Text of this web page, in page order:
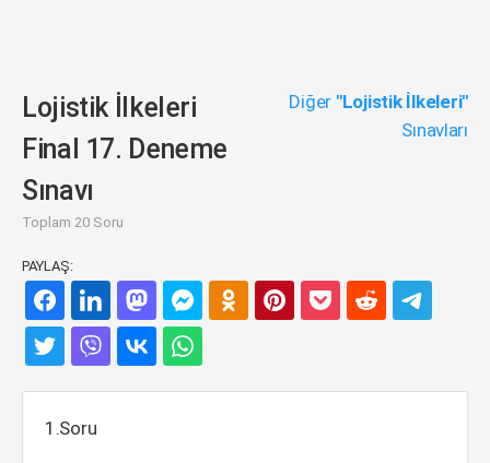
Lojistik İlkeleri
Final 17. Deneme
Sınavı
Toplam 20 Soru
Diğer "Lojistik İlkeleri"
Sınavları
PAYLAŞ:
1.Soru